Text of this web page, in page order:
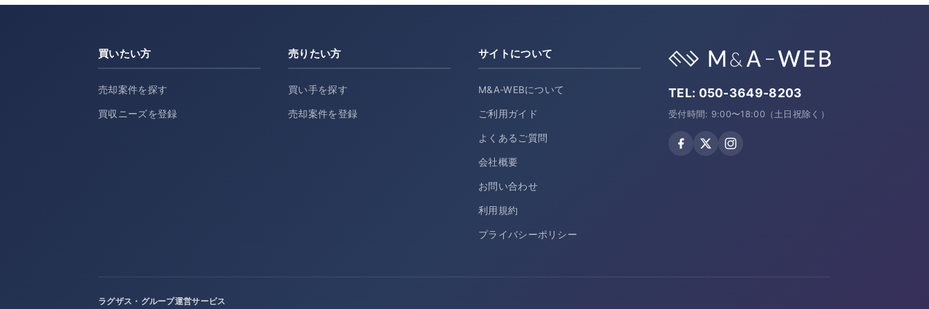
買いたい方
売却案件を探す
買収ニーズを登録
売りたい方
買い手を探す
売却案件を登録
サイトについて
M&A-WEBについて
ご利用ガイド
よくあるご質問
会社概要
お問い合わせ
利用規約
プライバシーポリシー
TEL: 050-3649-8203
受付時間: 9:00〜18:00（土日祝除く）
ラグザス・グループ運営サービス